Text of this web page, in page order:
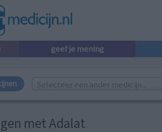
geef je mening
Selecteer een ander medicijn...
met Adalat